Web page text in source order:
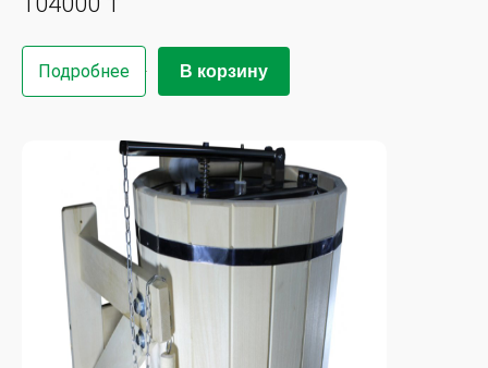
Подробнее В корзину